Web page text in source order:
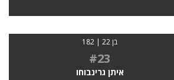
בן 22 | 182
#23
איתן גרינבוחו